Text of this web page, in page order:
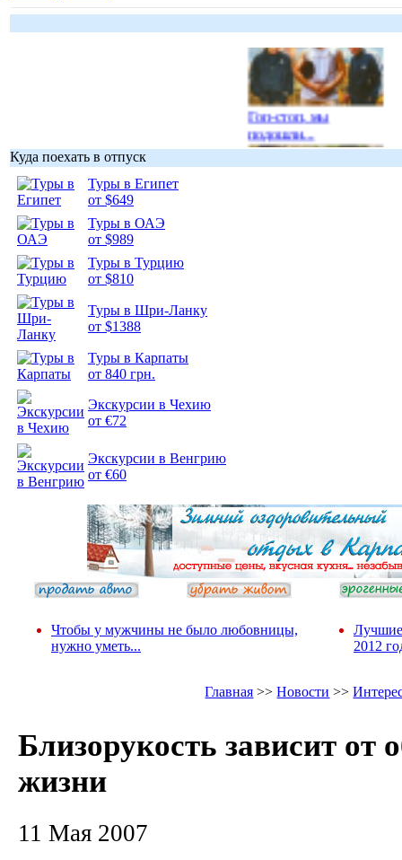
Гоп-стоп, мы
подошли...
Куда поехать в отпуск
Туры в Египет
от $649
Туры в ОАЭ
от $989
Туры в Турцию
от $810
Туры в Шри-Ланку
от $1388
Туры в Карпаты
от 840 грн.
Экскурсии в Чехию
от €72
Экскурсии в Венгрию
от €60
Чтобы у мужчины не было любовницы,
нужно уметь...
Лучшие
2012
Главная >>Новости >>
Близорукость зависит от
жизни
11 Мая 2007